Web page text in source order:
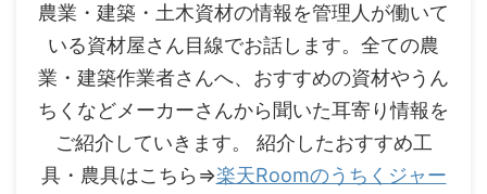
農業・建築・土木資材の情報を管理人が働いて
いる資材屋さん目線でお話します。全ての農
業・建築作業者さんへ、おすすめの資材やうん
ちくなどメーカーさんから聞いた耳寄り情報を
ご紹介していきます。 紹介したおすすめ工
具・農具はこちら⇒楽天Roomのうちくジャー